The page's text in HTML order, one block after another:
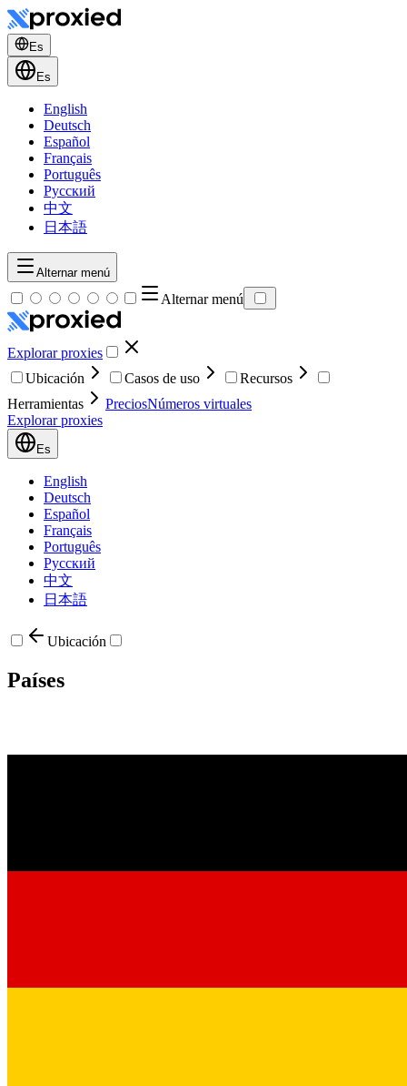
Es
Es
English
Deutsch
Español
Français
Português
Русский
中文
日本語
Alternar menú
Alternar menú
Explorar proxies
Ubicación
Casos de uso
Recursos
Herramientas
PreciosNúmeros virtuales
Explorar proxies
Es
English
Deutsch
Español
Français
Português
Русский
中文
日本語
Ubicación
Países